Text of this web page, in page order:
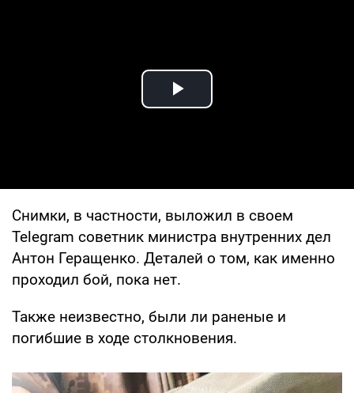
Play Video
Снимки, в частности, выложил в своем
Telegram советник министра внутренних дел
Антон Геращенко. Деталей о том, как именно
проходил бой, пока нет.
Также неизвестно, были ли раненые и
погибшие в ходе столкновения.